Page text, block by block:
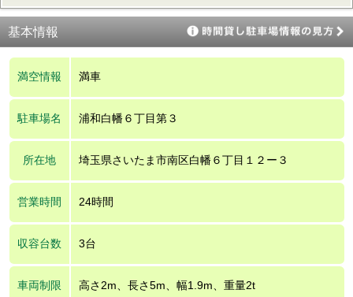
基本情報
満空情報 満車
駐車場名 浦和白幡６丁目第３
所在地 埼玉県さいたま市南区白幡６丁目１２ー３
営業時間 24時間
収容台数 3台
車両制限 高さ2m、長さ5m、幅1.9m、重量2t